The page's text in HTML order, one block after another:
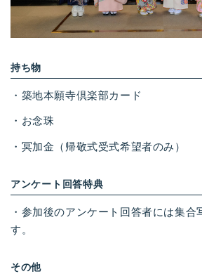
持ち物
・築地本願寺倶楽部カード
・お念珠
・冥加金（帰敬式受式希望者のみ）
アンケート回答特典
・参加後のアンケート回答者には集合
す。
その他